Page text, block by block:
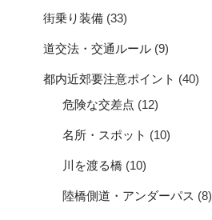
街乗り装備 (33)
道交法・交通ルール (9)
都内近郊要注意ポイント (40)
危険な交差点 (12)
名所・スポット (10)
川を渡る橋 (10)
陸橋側道・アンダーパス (8)